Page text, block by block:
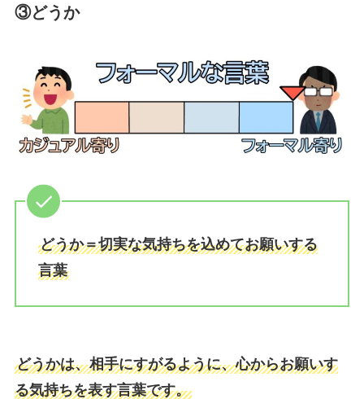
③どうか
どうか＝切実な気持ちを込めてお願いする
言葉
どうかは、相手にすがるように、心からお願いす
る気持ちを表す言葉です。